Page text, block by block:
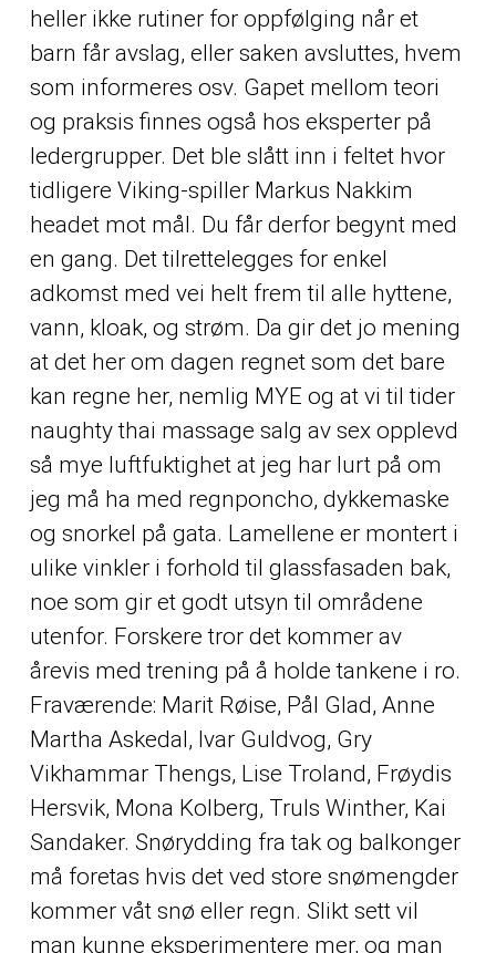
heller ikke rutiner for oppfølging når et
barn får avslag, eller saken avsluttes, hvem
som informeres osv. Gapet mellom teori
og praksis finnes også hos eksperter på
ledergrupper. Det ble slått inn i feltet hvor
tidligere Viking-spiller Markus Nakkim
headet mot mål. Du får derfor begynt med
en gang. Det tilrettelegges for enkel
adkomst med vei helt frem til alle hyttene,
vann, kloak, og strøm. Da gir det jo mening
at det her om dagen regnet som det bare
kan regne her, nemlig MYE og at vi til tider
naughty thai massage salg av sex opplevd
så mye luftfuktighet at jeg har lurt på om
jeg må ha med regnponcho, dykkemaske
og snorkel på gata. Lamellene er montert i
ulike vinkler i forhold til glassfasaden bak,
noe som gir et godt utsyn til områdene
utenfor. Forskere tror det kommer av
årevis med trening på å holde tankene i ro.
Fraværende: Marit Røise, Pål Glad, Anne
Martha Askedal, Ivar Guldvog, Gry
Vikhammar Thengs, Lise Troland, Frøydis
Hersvik, Mona Kolberg, Truls Winther, Kai
Sandaker. Snørydding fra tak og balkonger
må foretas hvis det ved store snømengder
kommer våt snø eller regn. Slikt sett vil
man kunne eksperimentere mer, og man